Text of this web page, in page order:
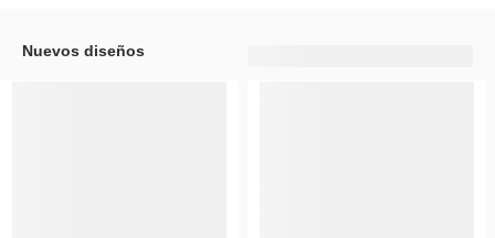
Nuevos diseños